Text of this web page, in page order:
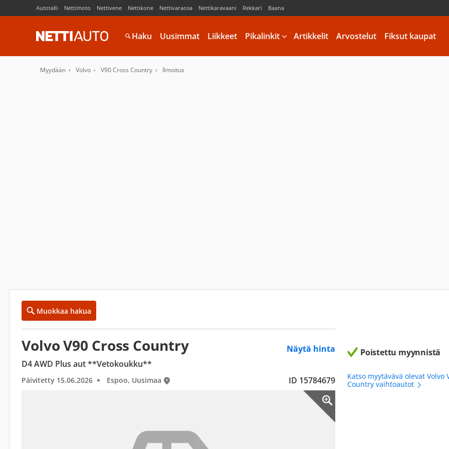
Autotalli Nettimoto Nettivene Nettikone Nettivaraosa Nettikaravaani Rekkari Baana
Haku Uusimmat Liikkeet Pikalinkit Artikkelit Arvostelut Fiksut kaupat
Myydään Volvo V90 Cross Country Ilmoitus
Muokkaa hakua
Volvo V90 Cross Country
Näytä hinta
D4 AWD Plus aut **Vetokoukku**
Päivitetty 15.06.2026 Espoo, Uusimaa ID 15784679
Poistettu myynnistä
Katso myytävävä olevat Volvo
Country vaihtoautot